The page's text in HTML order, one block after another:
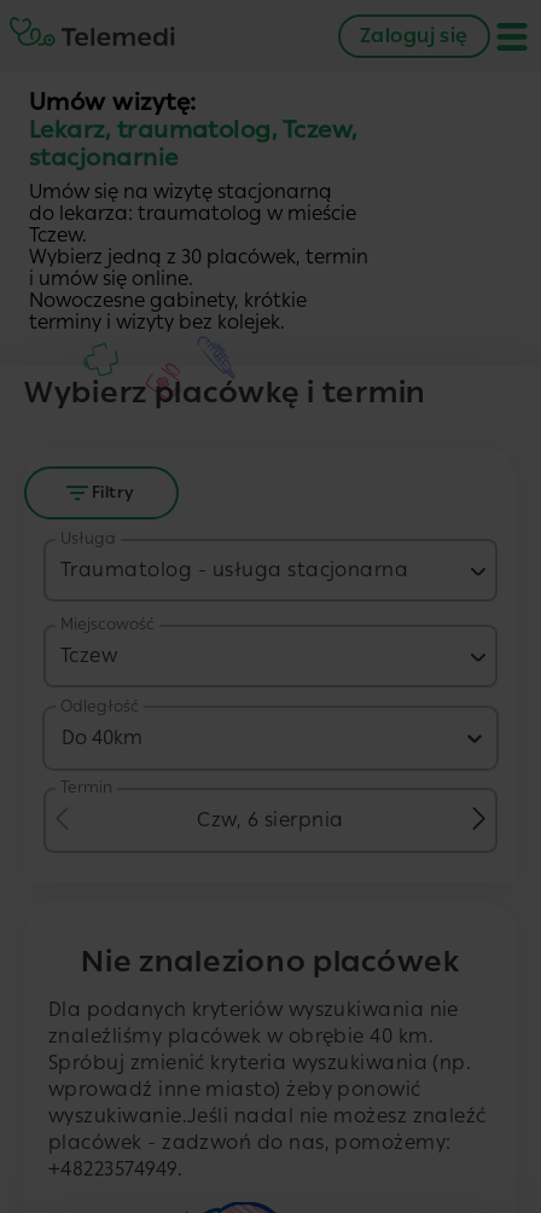
Zaloguj się
Umów wizytę:
Lekarz, traumatolog, Tczew,
stacjonarnie
Umów się na wizytę stacjonarną
do lekarza: traumatolog w mieście
Tczew.
Wybierz jedną z 30 placówek, termin
i umów się online.
Nowoczesne gabinety, krótkie
terminy i wizyty bez kolejek.
Wybierz placówkę i termin
Filtry
Usługa
Traumatolog - usługa stacjonarna
Miejscowość
Tczew
Odległość
Do 40km
Termin
Czw, 6 sierpnia
Nie znaleziono placówek
Dla podanych kryteriów wyszukiwania nie
znaleźliśmy placówek w obrębie 40 km.
Spróbuj zmienić kryteria wyszukiwania (np.
wprowadź inne miasto) żeby ponowić
wyszukiwanie.Jeśli nadal nie możesz znaleźć
placówek - zadzwoń do nas, pomożemy:
+48223574949.